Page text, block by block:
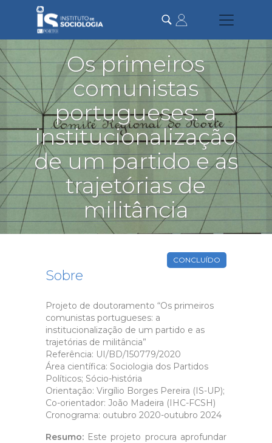
conteúdo
principal
Os primeiros
comunistas
portugueses: a
institucionalização
de um partido e as
trajetórias de
militância
CONCLUÍDO
Sobre
Projeto de doutoramento “Os primeiros
comunistas portugueses: a
institucionalização de um partido e as
trajetórias de militância”
Referência: UI/BD/150779/2020
Área científica: Sociologia dos Partidos
Políticos; Sócio-história
Orientação: Virgílio Borges Pereira (IS-UP);
Co-orientador: João Madeira (IHC-FCSH)
Cronograma: outubro 2020-outubro 2024
Resumo:Este projeto procura aprofundar